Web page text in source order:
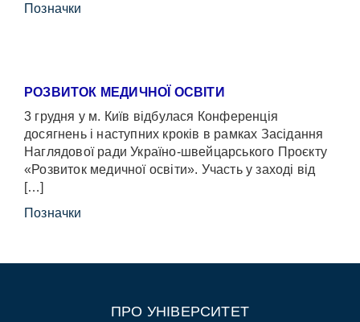
Позначки
РОЗВИТОК МЕДИЧНОЇ ОСВІТИ
3 грудня у м. Київ відбулася Конференція
досягнень і наступних кроків в рамках Засідання
Наглядової ради Україно-швейцарського Проєкту
«Розвиток медичної освіти». Участь у заході від
[…]
Позначки
ПРО УНІВЕРСИТЕТ